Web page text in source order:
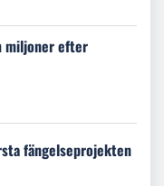
miljoner efter
fängelseprojekten